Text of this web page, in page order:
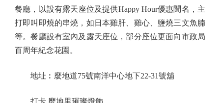
餐廳，以設有露天座位及提供Happy Hour優惠聞名，主
打即叫即燒的串燒，如日本雞肝、雞心、鹽燒三文魚腩
等。餐廳設有室內及露天座位，部分座位更面向市政局
百周年紀念花園。
地址︰麼地道75號南洋中心地下22-31號舖
打卡 麼地里璀璨燈飾